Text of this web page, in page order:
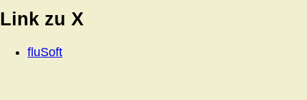
Link zu X
fluSoft